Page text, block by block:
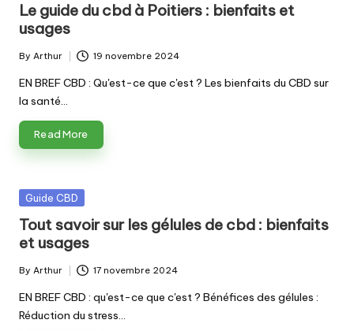
Le guide du cbd à Poitiers : bienfaits et
usages
Posted
by
By Arthur 19 novembre 2024
EN BREF CBD : Qu'est-ce que c'est ? Les bienfaits du CBD sur
la santé…
Read More
Posted
Guide CBD
Tout savoir sur les gélules de cbd : bienfaits
et usages
Posted
by
By Arthur 17 novembre 2024
EN BREF CBD : qu'est-ce que c'est ? Bénéfices des gélules :
Réduction du stress…